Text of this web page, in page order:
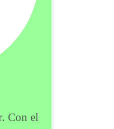
Con el